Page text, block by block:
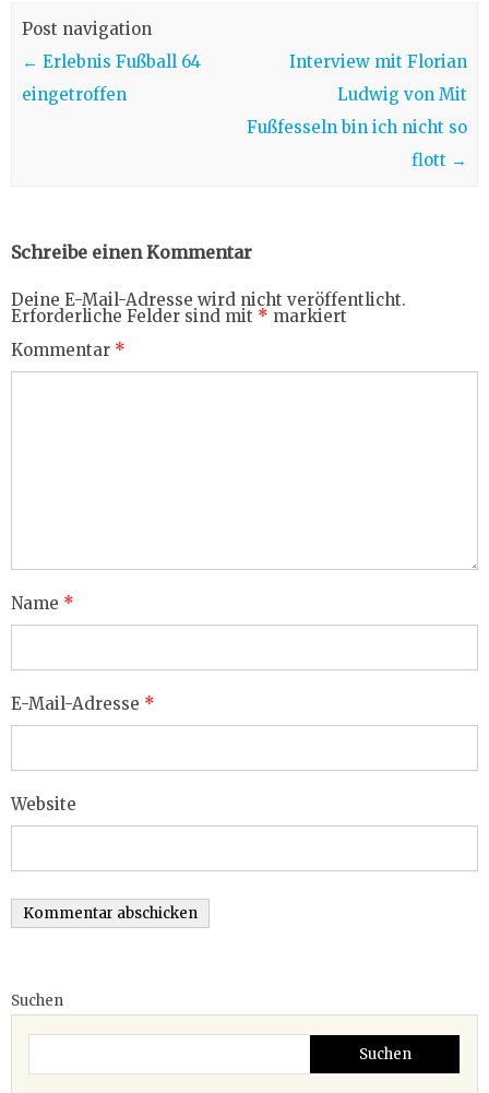
Post navigation
← Erlebnis Fußball 64
eingetroffen
Interview mit Florian
Ludwig von Mit
Fußfesseln bin ich nicht so
flott →
Schreibe einen Kommentar
Deine E-Mail-Adresse wird nicht veröffentlicht.
Erforderliche Felder sind mit * markiert
Kommentar *
Name *
E-Mail-Adresse *
Website
Suchen
Suchen